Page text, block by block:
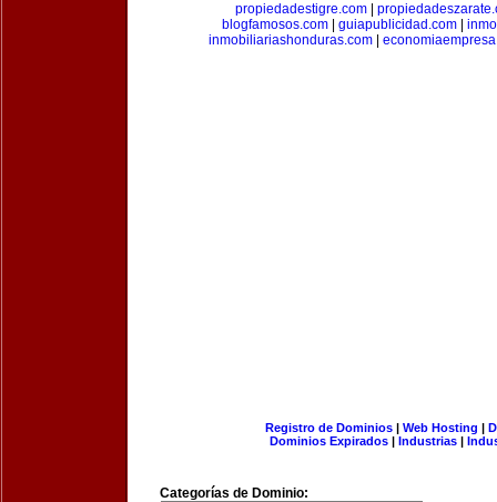
propiedadestigre.com
blogfamosos.com
guiapublicidad.com
inmobiliariashonduras.com
Registro de Dominios| Web Hosting |
Dominios Expirados | Industrias |
Categorías de Dominio: